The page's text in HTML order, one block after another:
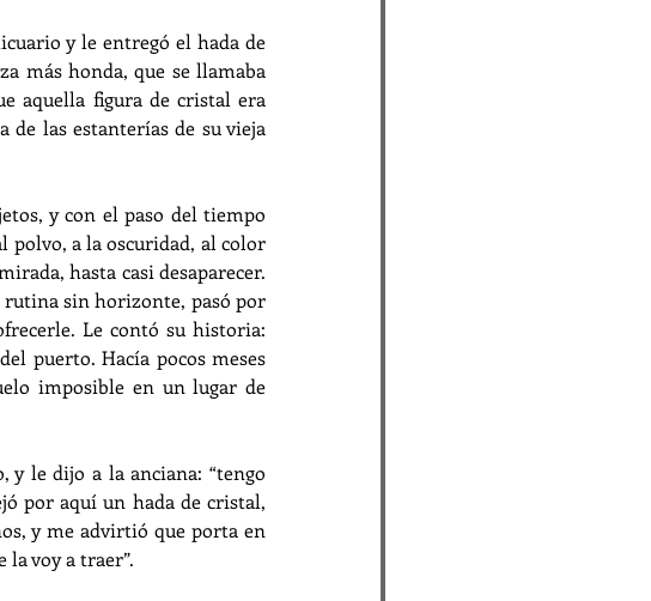
y le entregó el hada de
más honda, que se llamaba
aquella figura de cristal era
de las estanterías de su vieja
y con el paso del tiempo
polvo, a la oscuridad, al color
hasta casi desaparecer.
rutina sin horizonte, pasó por
Le contó su historia:
puerto. Hacía pocos meses
imposible en un lugar de
y le dijo a la anciana: “tengo
por aquí un hada de cristal,
y me advirtió que porta en
la voy a traer”.